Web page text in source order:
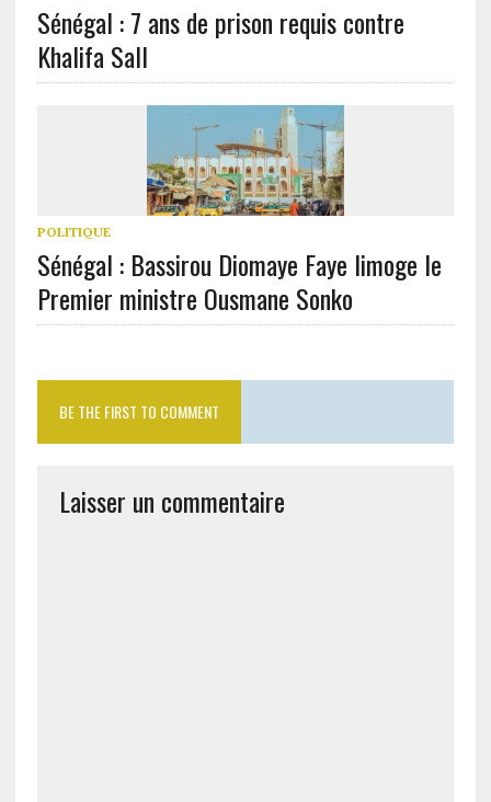
Sénégal : 7 ans de prison requis contre
Khalifa Sall
POLITIQUE
Sénégal : Bassirou Diomaye Faye limoge le
Premier ministre Ousmane Sonko
BE THE FIRST TO COMMENT
Laisser un commentaire